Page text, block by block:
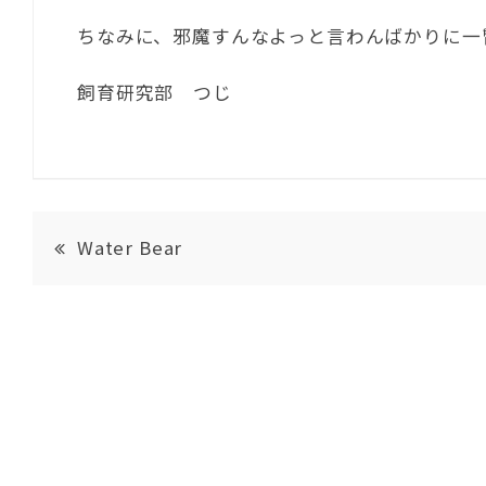
ちなみに、邪魔すんなよっと言わんばかりに
飼育研究部 つじ
Water Bear